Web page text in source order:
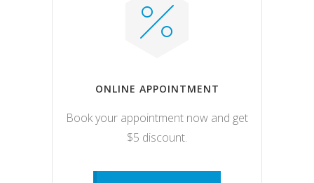
ONLINE APPOINTMENT
Book your appointment now and get
$5 discount.